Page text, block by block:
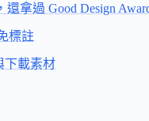
拿過 Good Design
標註
下載素材